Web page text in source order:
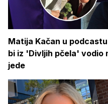
Matija Kačan u
bi iz 'Divljih pčela' vodio
jede